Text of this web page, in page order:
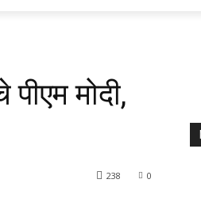
मोदी,
0
238